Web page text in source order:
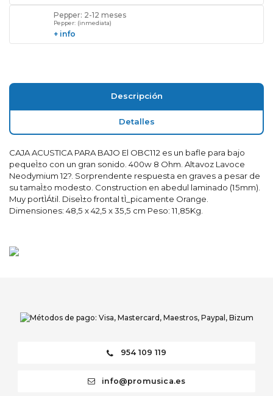
Pepper: 2-12 meses
Pepper: (inmediata)
+ info
Descripción
Detalles
CAJA ACUSTICA PARA BAJO El OBC112 es un bafle para bajo
pequeÌ±o con un gran sonido. 400w 8 Ohm. Altavoz Lavoce
Neodymium 12?. Sorprendente respuesta en graves a pesar de
su tamaÌ±o modesto. Construction en abedul laminado (15mm).
Muy portÌÁtil. DiseÌ±o frontal tÌ_picamente Orange.
Dimensiones: 48,5 x 42,5 x 35,5 cm Peso: 11,85Kg.
954 109 119
info@promusica.es